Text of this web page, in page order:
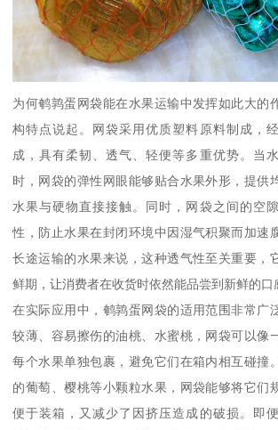
为何鹌鹑蛋网袋能在水果运输中发挥如此大的
构特点说起。网袋采用优质塑料原料制成，
成，具有柔韧、透气、轻便等多重优势。当
时，网袋的弹性网眼能够贴合水果外形，提供
水果与硬物直接接触。同时，网袋之间的空
性，防止水果在封闭环境中因湿气积聚而加速
长途运输的水果来说，这种透气性至关重要，
鲜期，让消费者在收货时依然能品尝到新鲜的口
在实际应用中，鹌鹑蛋网袋的适用范围非常广
较薄、容易擦伤的油桃、水蜜桃，网袋可以像
每个水果单独包裹，避免它们在箱内相互碰撞
的葡萄、樱桃等小颗粒水果，网袋能够将它们
便于装箱，又减少了因挤压造成的破损。即